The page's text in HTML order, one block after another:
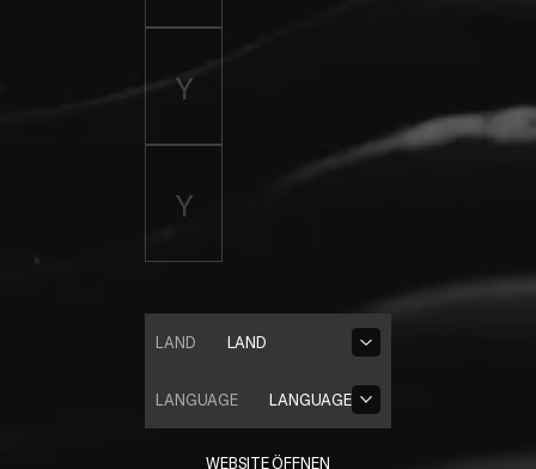
LAND
LAND
LANGUAGE
LANGUAGE
WEBSITE ÖFFNEN